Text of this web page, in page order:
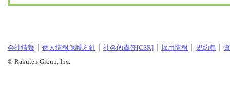
会社情報 個人情報保護方針 社会的責任[CSR] 採用情報 規約集
© Rakuten Group, Inc.